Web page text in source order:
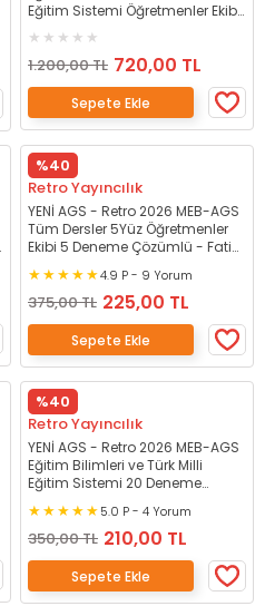
Eğitim Sistemi Öğretmenler Ekibi
- Fatih Genç Retro Yayıncılık
1.200,00 TL 720,00 TL
Sepete Ekle
%40
Retro Yayıncılık
YENİ AGS - Retro 2026 MEB-AGS
Tüm Dersler 5Yüz Öğretmenler
Ekibi 5 Deneme Çözümlü - Fatih
4.9 P - 9 Yorum
375,00 TL 225,00 TL
Sepete Ekle
%40
Retro Yayıncılık
YENİ AGS - Retro 2026 MEB-AGS
Eğitim Bilimleri ve Türk Milli
Eğitim Sistemi 20 Deneme
Yayıncılık 5.0 P - 4 Yorum
350,00 TL 210,00 TL
Sepete Ekle